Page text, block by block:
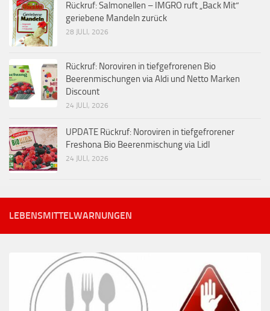
Rückruf: Salmonellen – IMGRO ruft „Back Mit“
geriebene Mandeln zurück
28 JULI, 2026
Rückruf: Noroviren in tiefgefrorenen Bio
Beerenmischungen via Aldi und Netto Marken
Discount
24 JULI, 2026
UPDATE Rückruf: Noroviren in tiefgefrorener
Freshona Bio Beerenmischung via Lidl
24 JULI, 2026
LEBENSMITTELWARNUNGEN